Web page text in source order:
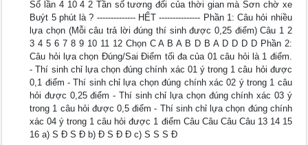
Số lần 4 10 4 2 Tần số tương đối của thời gian mà Sơn chờ xe
Buýt 5 phút là ? -------------- HẾT --------------- Phần 1: Câu hỏi nhiều
lựa chọn (Mỗi câu trả lời đúng thí sinh được 0,25 điểm) Câu 1 2
3 4 5 6 7 8 9 10 11 12 Chọn C A B A B D B A D D D D Phần 2:
Câu hỏi lựa chọn Đúng/Sai Điểm tối đa của 01 câu hỏi là 1 điểm.
- Thí sinh chỉ lựa chọn đúng chính xác 01 ý trong 1 câu hỏi được
0,1 điểm - Thí sinh chỉ lựa chọn đúng chính xác 02 ý trong 1 câu
hỏi được 0,25 điểm - Thí sinh chỉ lựa chọn đúng chính xác 03 ý
trong 1 câu hỏi được 0,5 điểm - Thí sinh chỉ lựa chọn đúng chính
xác 04 ý trong 1 câu hỏi được 1 điểm Câu Câu Câu Câu 13 14 15
16 a) S Đ S Đ b) Đ S Đ Đ c) S S S Đ